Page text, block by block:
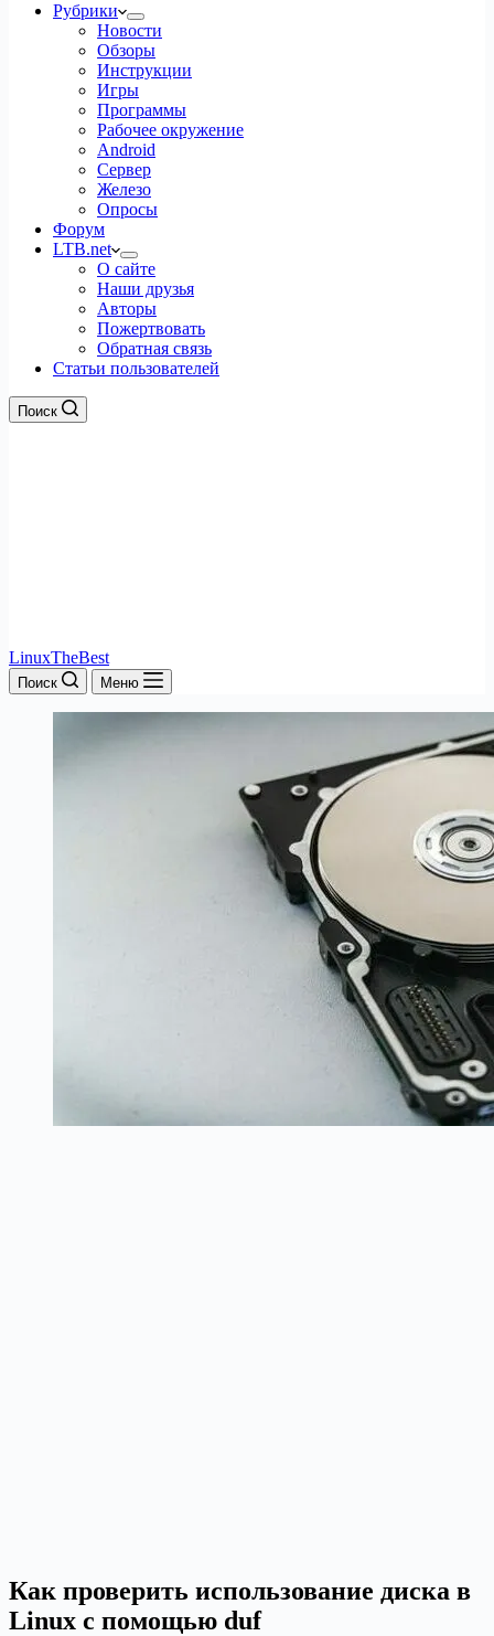
Рубрики
Новости
Обзоры
Инструкции
Игры
Программы
Рабочее окружение
Android
Сервер
Железо
Опросы
Форум
LTB.net
О сайте
Наши друзья
Авторы
Пожертвовать
Обратная связь
Статьи пользователей
Поиск
LinuxTheBest
Поиск Меню
Как проверить использование диска в
Linux с помощью duf